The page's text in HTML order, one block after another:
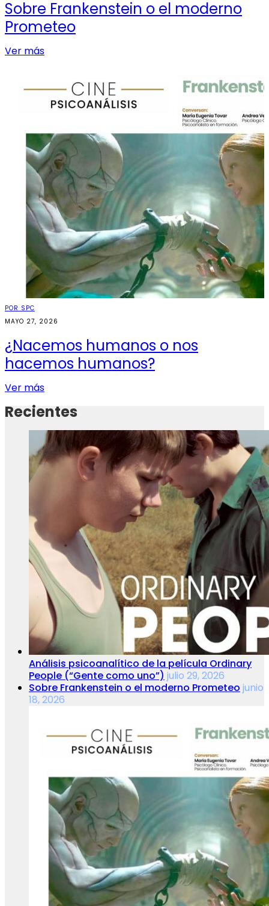
Sobre Frankenstein o el moderno
Prometeo
Ver más
POR SPC
MAYO 27, 2026
¿Nacemos humanos o nos
hacemos humanos?
Ver más
Recientes
Análisis psicoanalítico de la película Ordinary
People (“Gente como uno”) julio 29, 2026
Sobre Frankenstein o el moderno Prometeo junio
18, 2026